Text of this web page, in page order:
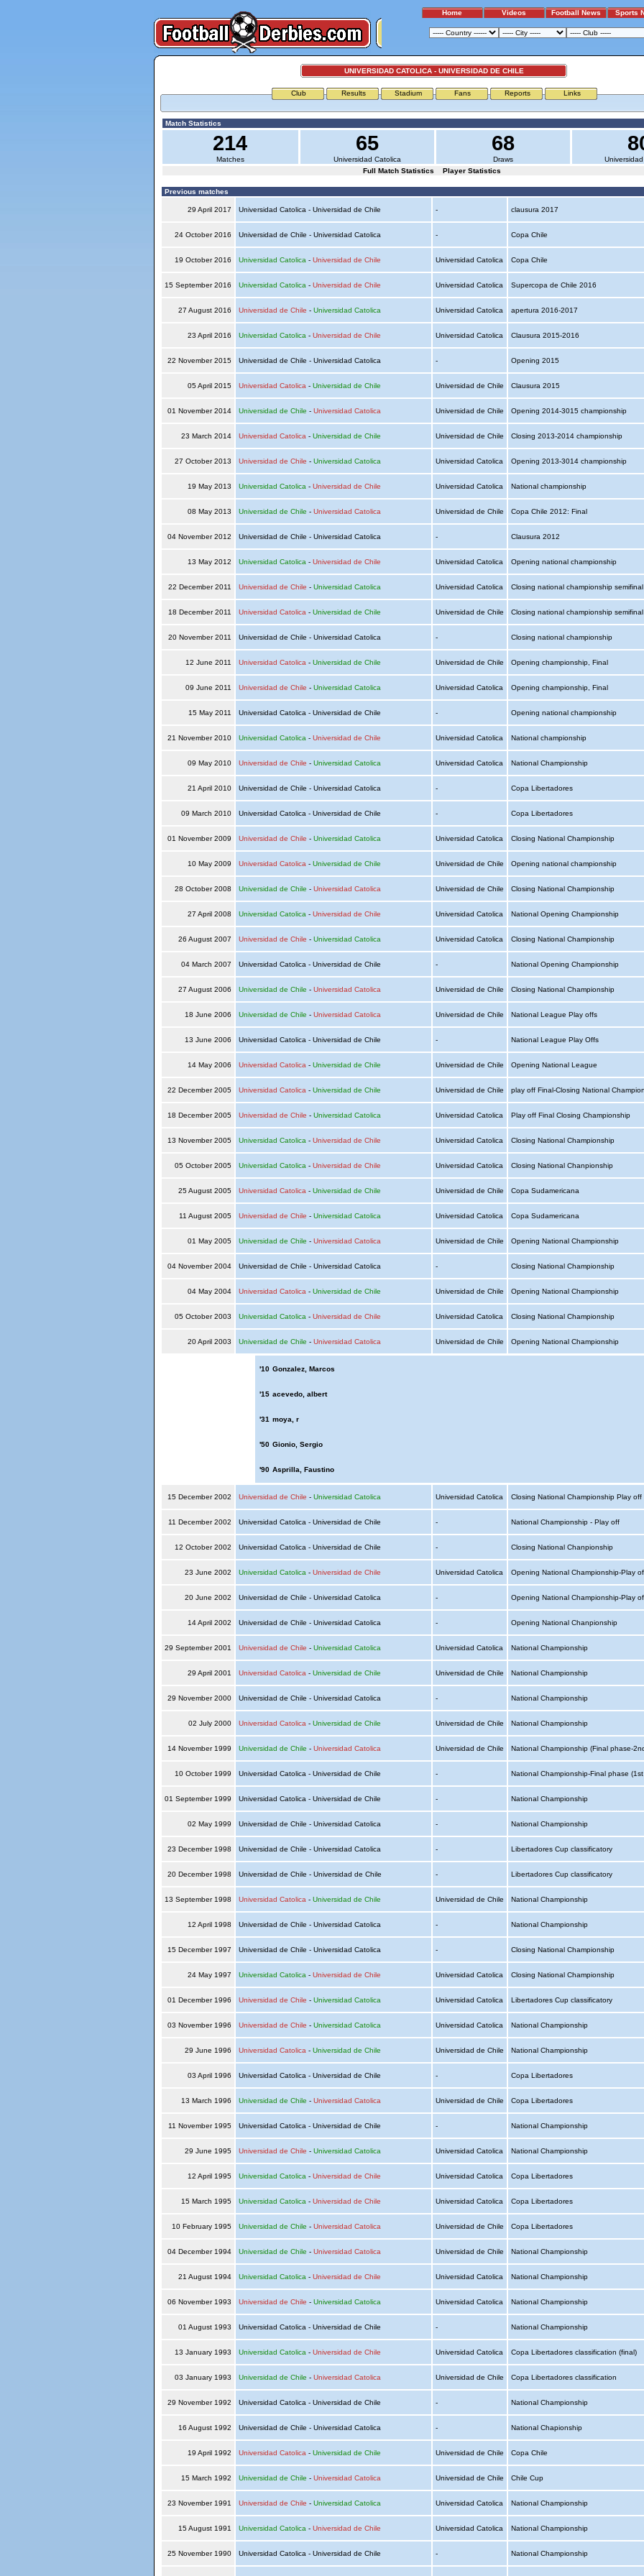
Home Videos Football News Sports
UNIVERSIDAD CATOLICA - UNIVERSIDAD DE CHILE
Club Results Stadium Fans Reports Links
Match Statistics
214
Matches
65
Universidad Catolica
68
Draws
Full Match Statistics
Player Statistics
Previous matches
29 April 2017 Universidad Catolica - Universidad de Chile - clausura 2017
24 October 2016 Universidad de Chile - Universidad Catolica - Copa Chile
19 October 2016 Universidad Catolica - Universidad de Chile Universidad Catolica Copa Chile
15 September 2016 Universidad Catolica - Universidad de Chile Universidad Catolica Supercopa de Chile 2016
27 August 2016 Universidad de Chile - Universidad Catolica Universidad Catolica apertura 2016-2017
23 April 2016 Universidad Catolica - Universidad de Chile Universidad Catolica Clausura 2015-2016
22 November 2015 Universidad de Chile - Universidad Catolica - Opening 2015
05 April 2015 Universidad Catolica - Universidad de Chile Universidad de Chile Clausura 2015
01 November 2014 Universidad de Chile - Universidad Catolica Universidad de Chile Opening 2014-3015 championship
23 March 2014 Universidad Catolica - Universidad de Chile Universidad de Chile Closing 2013-2014 championship
27 October 2013 Universidad de Chile - Universidad Catolica Universidad Catolica Opening 2013-3014 championship
19 May 2013 Universidad Catolica - Universidad de Chile Universidad Catolica National championship
08 May 2013 Universidad de Chile - Universidad Catolica Universidad de Chile Copa Chile 2012: Final
04 November 2012 Universidad de Chile - Universidad Catolica - Clausura 2012
13 May 2012 Universidad Catolica - Universidad de Chile Universidad Catolica Opening national championship
22 December 2011 Universidad de Chile - Universidad Catolica Universidad Catolica Closing national championship semifinal
18 December 2011 Universidad Catolica - Universidad de Chile Universidad de Chile Closing national championship semifinal
20 November 2011 Universidad de Chile - Universidad Catolica - Closing national championship
12 June 2011 Universidad Catolica - Universidad de Chile Universidad de Chile Opening championship, Final
09 June 2011 Universidad de Chile - Universidad Catolica Universidad Catolica Opening championship, Final
15 May 2011 Universidad Catolica - Universidad de Chile - Opening national championship
21 November 2010 Universidad Catolica - Universidad de Chile Universidad Catolica National championship
09 May 2010 Universidad de Chile - Universidad Catolica Universidad Catolica National Championship
21 April 2010 Universidad de Chile - Universidad Catolica - Copa Libertadores
09 March 2010 Universidad Catolica - Universidad de Chile - Copa Libertadores
01 November 2009 Universidad de Chile - Universidad Catolica Universidad Catolica Closing National Championship
10 May 2009 Universidad Catolica - Universidad de Chile Universidad de Chile Opening national championship
28 October 2008 Universidad de Chile - Universidad Catolica Universidad de Chile Closing National Championship
27 April 2008 Universidad Catolica - Universidad de Chile Universidad Catolica National Opening Championship
26 August 2007 Universidad de Chile - Universidad Catolica Universidad Catolica Closing National Championship
04 March 2007 Universidad Catolica - Universidad de Chile - National Opening Championship
27 August 2006 Universidad de Chile - Universidad Catolica Universidad de Chile Closing National Championship
18 June 2006 Universidad de Chile - Universidad Catolica Universidad de Chile National League Play offs
13 June 2006 Universidad Catolica - Universidad de Chile - National League Play Offs
14 May 2006 Universidad Catolica - Universidad de Chile Universidad de Chile Opening National League
22 December 2005 Universidad Catolica - Universidad de Chile Universidad de Chile play off Final-Closing National
18 December 2005 Universidad de Chile - Universidad Catolica Universidad Catolica Play off Final Closing Championship
13 November 2005 Universidad Catolica - Universidad de Chile Universidad Catolica Closing National Championship
05 October 2005 Universidad Catolica - Universidad de Chile Universidad Catolica Closing National Chanpionship
25 August 2005 Universidad Catolica - Universidad de Chile Universidad de Chile Copa Sudamericana
11 August 2005 Universidad de Chile - Universidad Catolica Universidad Catolica Copa Sudamericana
01 May 2005 Universidad de Chile - Universidad Catolica Universidad de Chile Opening National Championship
04 November 2004 Universidad de Chile - Universidad Catolica - Closing National Championship
04 May 2004 Universidad Catolica - Universidad de Chile Universidad de Chile Opening National Championship
05 October 2003 Universidad Catolica - Universidad de Chile Universidad Catolica Closing National Championship
20 April 2003 Universidad de Chile - Universidad Catolica Universidad de Chile Opening National Championship
'10 Gonzalez, Marcos
'15 acevedo, albert
'31 moya, r
'50 Gionio, Sergio
'90 Asprilla, Faustino
15 December 2002 Universidad de Chile - Universidad Catolica Universidad Catolica Closing National Championship Play off
11 December 2002 Universidad Catolica - Universidad de Chile - National Championship - Play off
12 October 2002 Universidad Catolica - Universidad de Chile - Closing National Chanpionship
23 June 2002 Universidad Catolica - Universidad de Chile Universidad Catolica Opening National Championship-Play
20 June 2002 Universidad de Chile - Universidad Catolica - Opening National Championship-Play
14 April 2002 Universidad de Chile - Universidad Catolica - Opening National Chanpionship
29 September 2001 Universidad de Chile - Universidad Catolica Universidad Catolica National Championship
29 April 2001 Universidad Catolica - Universidad de Chile Universidad de Chile National Championship
29 November 2000 Universidad de Chile - Universidad Catolica - National Championship
02 July 2000 Universidad Catolica - Universidad de Chile Universidad de Chile National Championship
14 November 1999 Universidad de Chile - Universidad Catolica Universidad de Chile National Championship (Final phase-
10 October 1999 Universidad Catolica - Universidad de Chile - National Championship-Final phase (1st
01 September 1999 Universidad Catolica - Universidad de Chile - National Championship
02 May 1999 Universidad de Chile - Universidad Catolica - National Championship
23 December 1998 Universidad de Chile - Universidad Catolica - Libertadores Cup classificatory
20 December 1998 Universidad de Chile - Universidad de Chile - Libertadores Cup classificatory
13 September 1998 Universidad Catolica - Universidad de Chile Universidad de Chile National Championship
12 April 1998 Universidad de Chile - Universidad Catolica - National Championship
15 December 1997 Universidad de Chile - Universidad Catolica - Closing National Championship
24 May 1997 Universidad Catolica - Universidad de Chile Universidad Catolica Closing National Championship
01 December 1996 Universidad de Chile - Universidad Catolica Universidad Catolica Libertadores Cup classificatory
03 November 1996 Universidad de Chile - Universidad Catolica Universidad Catolica National Championship
29 June 1996 Universidad Catolica - Universidad de Chile Universidad de Chile National Championship
03 April 1996 Universidad Catolica - Universidad de Chile - Copa Libertadores
13 March 1996 Universidad de Chile - Universidad Catolica Universidad de Chile Copa Libertadores
11 November 1995 Universidad Catolica - Universidad de Chile - National Championship
29 June 1995 Universidad de Chile - Universidad Catolica Universidad Catolica National Championship
12 April 1995 Universidad Catolica - Universidad de Chile Universidad Catolica Copa Libertadores
15 March 1995 Universidad Catolica - Universidad de Chile Universidad Catolica Copa Libertadores
10 February 1995 Universidad de Chile - Universidad Catolica Universidad de Chile Copa Libertadores
04 December 1994 Universidad de Chile - Universidad Catolica Universidad de Chile National Championship
21 August 1994 Universidad Catolica - Universidad de Chile Universidad Catolica National Championship
06 November 1993 Universidad de Chile - Universidad Catolica Universidad Catolica National Championship
01 August 1993 Universidad Catolica - Universidad de Chile - National Championship
13 January 1993 Universidad Catolica - Universidad de Chile Universidad Catolica Copa Libertadores classification (final)
03 January 1993 Universidad de Chile - Universidad Catolica Universidad de Chile Copa Libertadores classification
29 November 1992 Universidad Catolica - Universidad de Chile - National Championship
16 August 1992 Universidad de Chile - Universidad Catolica - National Chapionship
19 April 1992 Universidad Catolica - Universidad de Chile Universidad de Chile Copa Chile
15 March 1992 Universidad de Chile - Universidad Catolica Universidad de Chile Chile Cup
23 November 1991 Universidad de Chile - Universidad Catolica Universidad Catolica National Championship
15 August 1991 Universidad Catolica - Universidad de Chile Universidad Catolica National Championship
25 November 1990 Universidad Catolica - Universidad de Chile - National Championship